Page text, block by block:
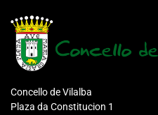
Concello de Vilalba
Plaza da Constitucion 1